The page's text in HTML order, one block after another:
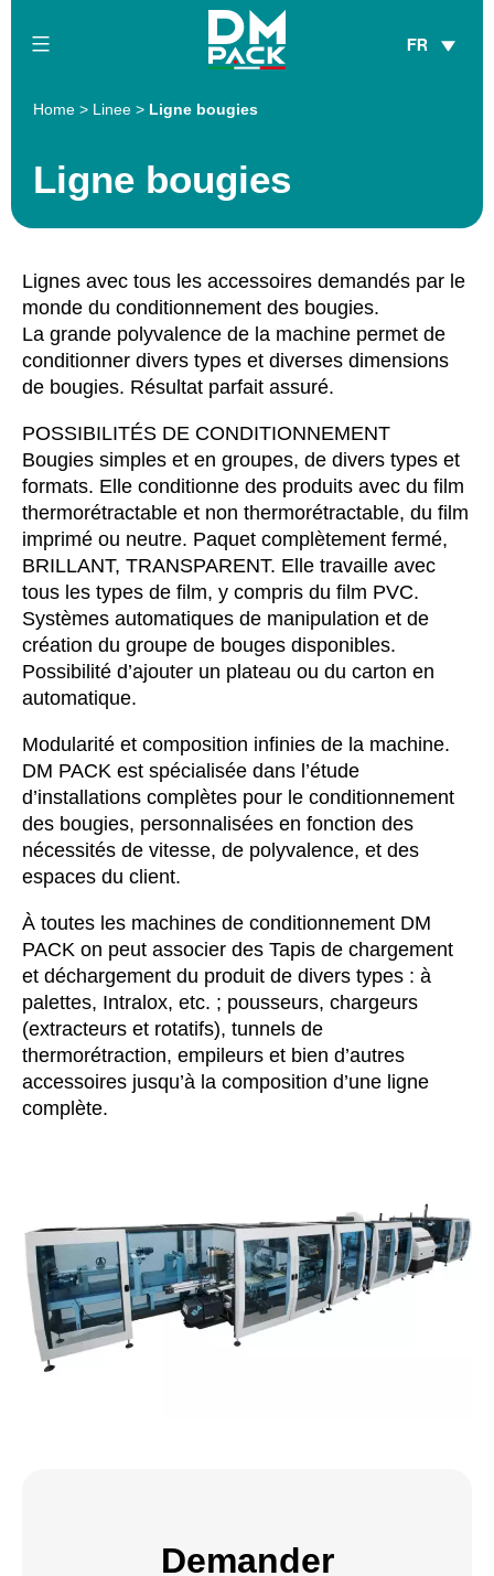
DM
FR
Home > Linee > Ligne bougies
Ligne bougies
Lignes avec tous les accessoires demandés par le
monde du conditionnement des bougies.
La grande polyvalence de la machine permet de
conditionner divers types et diverses dimensions
de bougies. Résultat parfait assuré.
POSSIBILITÉS DE CONDITIONNEMENT
Bougies simples et en groupes, de divers types et
formats. Elle conditionne des produits avec du film
thermorétractable et non thermorétractable, du film
imprimé ou neutre. Paquet complètement fermé,
BRILLANT, TRANSPARENT. Elle travaille avec
tous les types de film, y compris du film PVC.
Systèmes automatiques de manipulation et de
création du groupe de bouges disponibles.
Possibilité d’ajouter un plateau ou du carton en
automatique.
Modularité et composition infinies de la machine.
DM PACK est spécialisée dans l’étude
d’installations complètes pour le conditionnement
des bougies, personnalisées en fonction des
nécessités de vitesse, de polyvalence, et des
espaces du client.
À toutes les machines de conditionnement DM
PACK on peut associer des Tapis de chargement
et déchargement du produit de divers types : à
palettes, Intralox, etc. ; pousseurs, chargeurs
(extracteurs et rotatifs), tunnels de
thermorétraction, empileurs et bien d’autres
accessoires jusqu’à la composition d’une ligne
complète.
Demander